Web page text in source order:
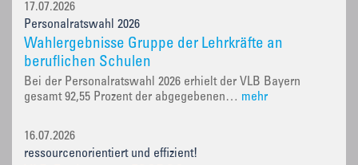
17.07.2026
Personalratswahl 2026
Wahlergebnisse Gruppe der Lehrkräfte an
beruflichen Schulen
Bei der Personalratswahl 2026 erhielt der VLB Bayern
gesamt 92,55 Prozent der abgegebenen… mehr
16.07.2026
ressourcenorientiert und effizient!